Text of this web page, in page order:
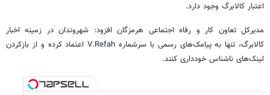
اعتبار کالابرگ وجود دارد.
مدیرکل تعاون کار و رفاه اجتماعی هرمزگان افزود: شهروندان در زمینه اخبار
کالابرگ، تنها به پیامک‌های رسمی با سرشماره V.Refah اعتماد کرده و از بازکردن
لینک‌های ناشناس خودداری کنند.